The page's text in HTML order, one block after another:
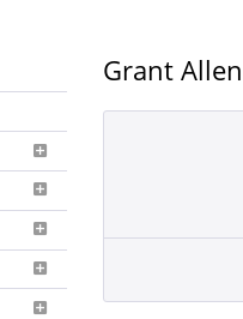
Grant Allen